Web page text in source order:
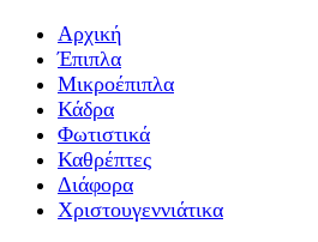
Αρχική
Έπιπλα
Μικροέπιπλα
Κάδρα
Φωτιστικά
Καθρέπτες
Διάφορα
Χριστουγεννιάτικα